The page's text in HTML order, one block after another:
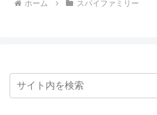
ホーム スパイファミリー